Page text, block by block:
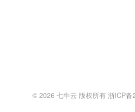
© 2026 七牛云 版权所有 浙ICP